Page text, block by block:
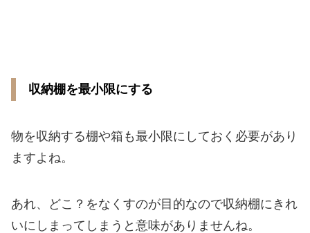
収納棚を最小限にする
物を収納する棚や箱も最小限にしておく必要があり
ますよね。
あれ、どこ？をなくすのが目的なので収納棚にきれ
いにしまってしまうと意味がありませんね。